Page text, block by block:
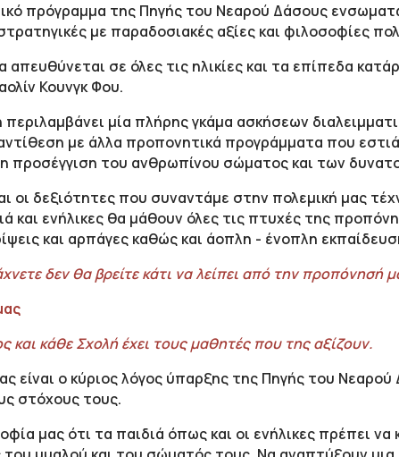
πρόγραμμα της Πηγής του Νεαρού Δάσους
με παραδοσιακές αξίες και φιλοσοφίες
σε όλες τις ηλικίες και τα επίπεδα
Κουνγκ Φου.
μία πλήρης γκάμα ασκήσεων
με άλλα προπονητικά προγράμματα που
προσέγγιση του ανθρωπίνου σώματος και των
οι δεξιότητες που συναντάμε στην πολεμική μας
και ενήλικες θα μάθουν όλες τις πτυχές της
και αρπάγες καθώς και άοπλη - ένοπλη
δεν θα βρείτε κάτι να λείπει από την προπόνησή
και κάθε Σχολή έχει τους μαθητές που της αξίζουν.
είναι ο κύριος λόγος ύπαρξης της Πηγής του
στόχους τους.
μας ότι τα παιδιά όπως και οι ενήλικες πρέπει